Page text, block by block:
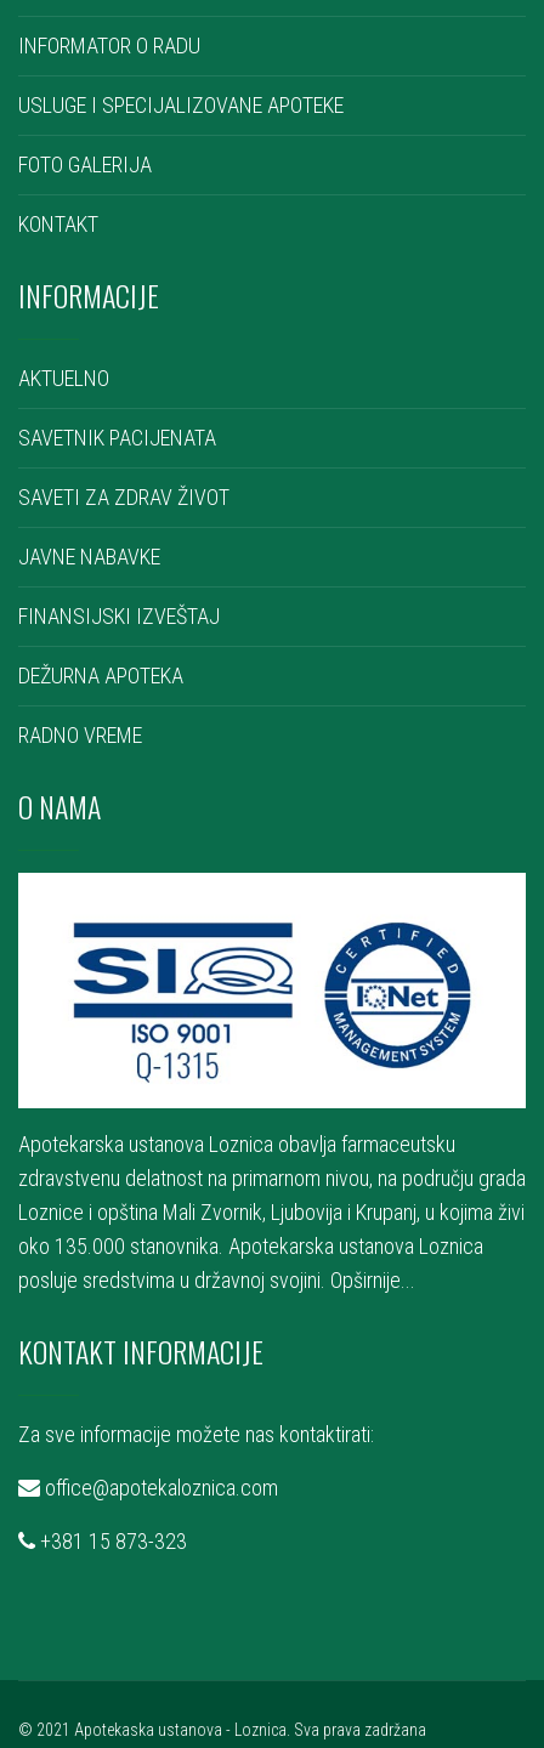
INFORMATOR O RADU
USLUGE I SPECIJALIZOVANE APOTEKE
FOTO GALERIJA
KONTAKT
INFORMACIJE
AKTUELNO
SAVETNIK PACIJENATA
SAVETI ZA ZDRAV ŽIVOT
JAVNE NABAVKE
FINANSIJSKI IZVEŠTAJ
DEŽURNA APOTEKA
RADNO VREME
O NAMA
Apotekarska ustanova Loznica obavlja farmaceutsku
zdravstvenu delatnost na primarnom nivou, na području grada
Loznice i opština Mali Zvornik, Ljubovija i Krupanj, u kojima živi
oko 135.000 stanovnika. Apotekarska ustanova Loznica
posluje sredstvima u državnoj svojini. Opširnije...
KONTAKT INFORMACIJE
Za sve informacije možete nas kontaktirati:
office@apotekaloznica.com
+381 15 873-323
© 2021 Apotekaska ustanova - Loznica. Sva prava zadržana